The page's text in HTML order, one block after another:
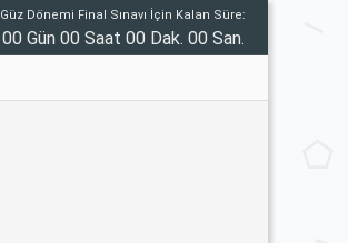
Güz Dönemi Final Sınavı İçin Kalan Süre:
00 Gün 00 Saat 00 Dak. 00 San.